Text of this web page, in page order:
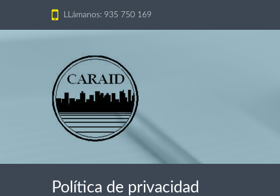
LLámanos: 935 750 169
Política de privacidad